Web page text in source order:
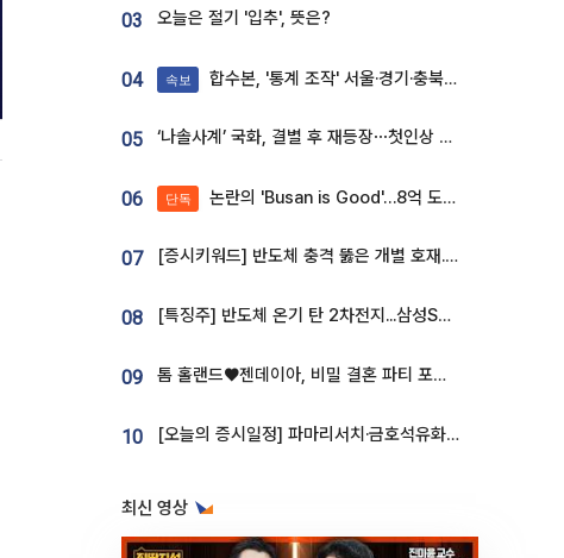
03 오늘은 절기 '입추', 뜻은?
04 속보 합수본, '통계 조작' 서울·경기·충북 선관위 등 추가 압수수색
05 ‘나솔사계’ 국화, 결별 후 재등장⋯첫인상 투표 휩쓸고 ‘인기녀’ 등극
06 단독 논란의 'Busan is Good'…8억 도시브랜드, 용산 대통령실 CI 업체가 수행
07 [증시키워드] 반도체 충격 뚫은 개별 호재...포스코퓨처엠·에코프로·한화솔루션 '눈길'
08 [특징주] 반도체 온기 탄 2차전지...삼성SDI, 장 초반 7% 넘게 껑충
09 톰 홀랜드♥젠데이아, 비밀 결혼 파티 포착⋯호텔 대관비만 9억
10 [오늘의 증시일정] 파마리서치·금호석유화학·코오롱인더·상상인증권 등
최신 영상